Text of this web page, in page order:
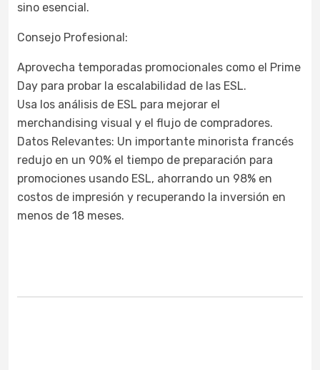
sino esencial.
Consejo Profesional:
Aprovecha temporadas promocionales como el Prime
Day para probar la escalabilidad de las ESL.
Usa los análisis de ESL para mejorar el
merchandising visual y el flujo de compradores.
Datos Relevantes: Un importante minorista francés
redujo en un 90% el tiempo de preparación para
promociones usando ESL, ahorrando un 98% en
costos de impresión y recuperando la inversión en
menos de 18 meses.